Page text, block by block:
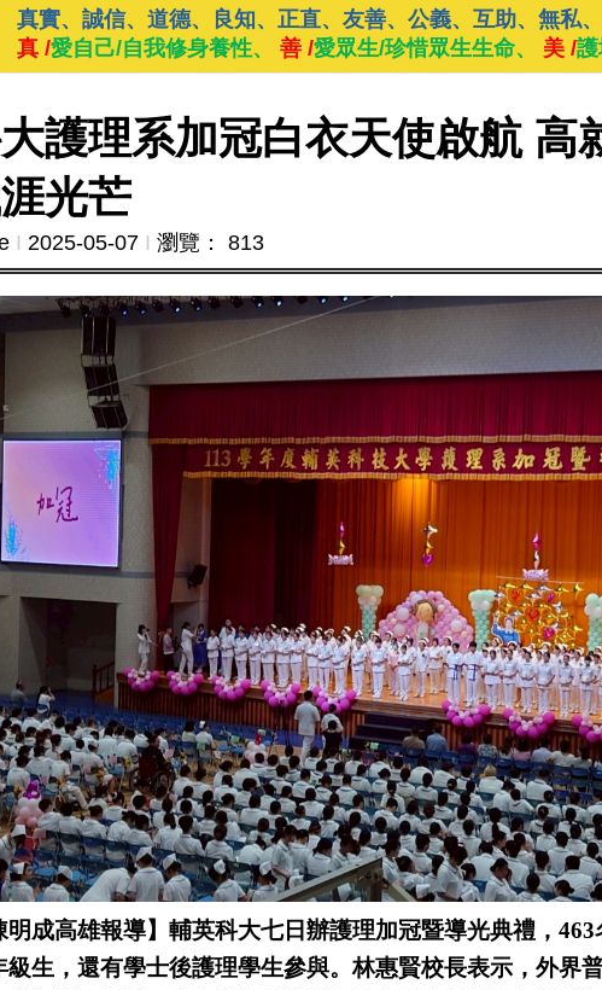
真實、誠信、道德、良知、正直、友善、公義、互助、無私
真 /愛自己/自我修身養性、 善 /愛眾生/珍惜眾生生命、 美 /
護理系加冠白衣天使啟航 高
光芒
Ι 2025-05-07 Ι 瀏覽： 813
明成高雄報導】輔英科大七日辦護理加冠暨導光典禮，
級生，還有學士後護理學生參與。林惠賢校長表示，外界